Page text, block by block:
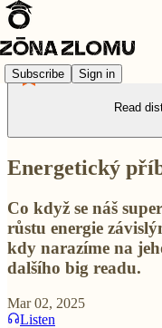
Subscribe Sign in
Read
Energetický
Co když se náš
růstu energie
kdy narazíme na
dalšího big readu.
Mar 02, 2025
Listen